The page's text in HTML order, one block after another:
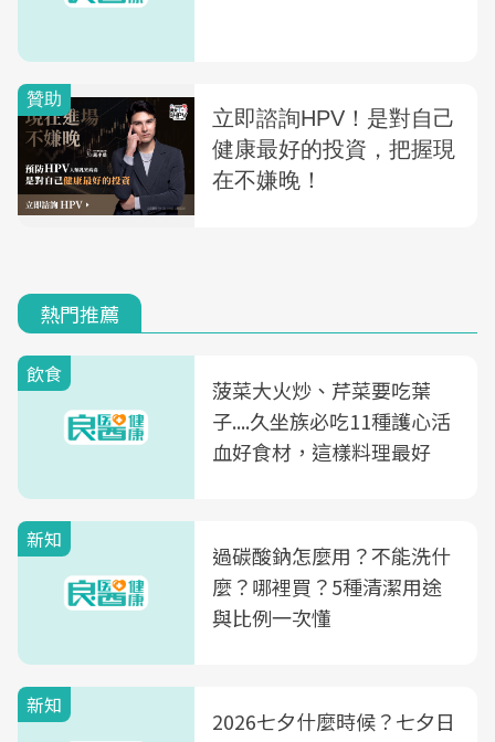
熱門推薦
飲食
菠菜大火炒、芹菜要吃葉
子....久坐族必吃11種護心活
血好食材，這樣料理最好
新知
過碳酸鈉怎麼用？不能洗什
麼？哪裡買？5種清潔用途
與比例一次懂
新知
2026七夕什麼時候？七夕日